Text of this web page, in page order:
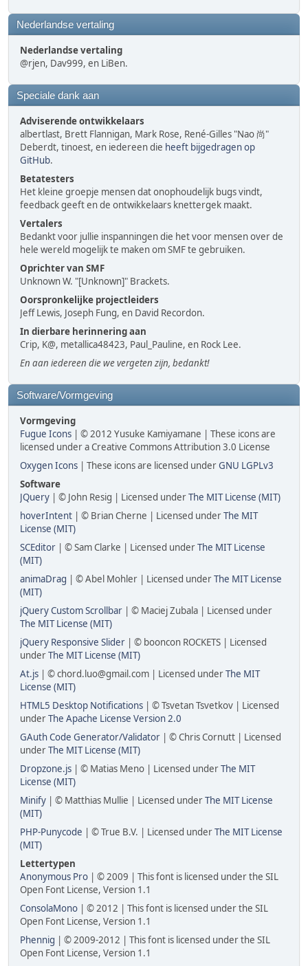
Nederlandse vertaling
Nederlandse vertaling
@rjen, Dav999, en LiBen.
Speciale dank aan
Adviserende ontwikkelaars
albertlast, Brett Flannigan, Mark Rose, René-Gilles "Nao 尚"
Deberdt, tinoest, en iedereen die heeft bijgedragen op
GitHub.
Betatesters
Het kleine groepje mensen dat onophoudelijk bugs vindt,
feedback geeft en de ontwikkelaars knettergek maakt.
Vertalers
Bedankt voor jullie inspanningen die het voor mensen over de
hele wereld mogelijk te maken om SMF te gebruiken.
Oprichter van SMF
Unknown W. "[Unknown]" Brackets.
Oorspronkelijke projectleiders
Jeff Lewis, Joseph Fung, en David Recordon.
In dierbare herinnering aan
Crip, K@, metallica48423, Paul_Pauline, en Rock Lee.
En aan iedereen die we vergeten zijn, bedankt!
Software/Vormgeving
Vormgeving
Fugue Icons | © 2012 Yusuke Kamiyamane | These icons are
licensed under a Creative Commons Attribution 3.0 License
Oxygen Icons | These icons are licensed underGNU LGPLv3
Software
JQuery | © John Resig | Licensed underThe MIT License (MIT)
hoverIntent | © Brian Cherne | Licensed underThe MIT
License (MIT)
SCEditor | © Sam Clarke | Licensed underThe MIT License
(MIT)
animaDrag | © Abel Mohler | Licensed underThe MIT License
(MIT)
jQuery Custom Scrollbar | © Maciej Zubala | Licensed under
The MIT License (MIT)
jQuery Responsive Slider | © booncon ROCKETS | Licensed
underThe MIT License (MIT)
At.js | © chord.luo@gmail.com | Licensed underThe MIT
License (MIT)
HTML5 Desktop Notifications | © Tsvetan Tsvetkov | Licensed
underThe Apache License Version 2.0
GAuth Code Generator/Validator | © Chris Cornutt | Licensed
underThe MIT License (MIT)
Dropzone.js | © Matias Meno | Licensed underThe MIT
License (MIT)
Minify | © Matthias Mullie | Licensed underThe MIT License
(MIT)
PHP-Punycode | © True B.V. | Licensed underThe MIT License
(MIT)
Lettertypen
Anonymous Pro | © 2009 | This font is licensed under the SIL
Open Font License, Version 1.1
ConsolaMono | © 2012 | This font is licensed under the SIL
Open Font License, Version 1.1
Phennig | © 2009-2012 | This font is licensed under the SIL
Open Font License, Version 1.1